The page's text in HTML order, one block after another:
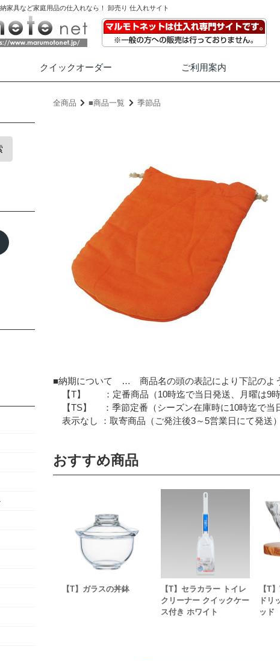
家具など家庭用品の仕入れなら！ 卸売り 仕入れサイト
クイックオーダー ご利用案内
全商品 ■商品一覧 季節品
■納期について … 商品名の頭の表記により下記のよう
【T】 ：定番商品（10時迄で当日発送、月曜は9
【TS】 ：季節定番（シーズン在庫時に10時迄で当
表示なし ：取寄商品（ご発注後3～5営業日にて発送）
おすすめ商品
【T】ガラスの丼鉢
【T】セラカラー トイレ
クリーナー クイックケー
ス付き ホワイト
【T
ドリ
ッド